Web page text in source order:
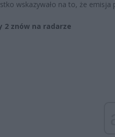
wskazywało na to, że emisja
2 znów na radarze